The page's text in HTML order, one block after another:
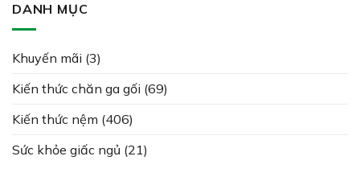
DANH MỤC
Khuyến mãi (3)
Kiến thức chăn ga gối (69)
Kiến thức nệm (406)
Sức khỏe giấc ngủ (21)